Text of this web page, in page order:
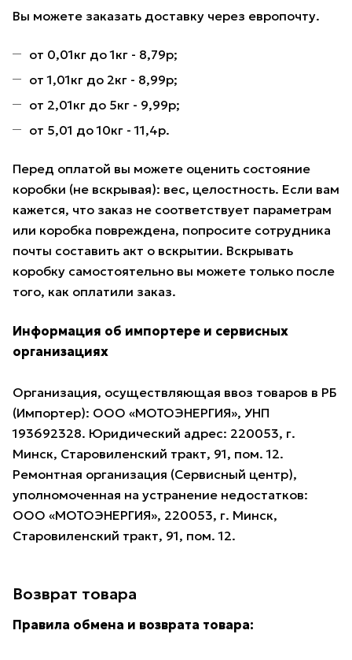
Вы можете заказать доставку через европочту.
от 0,01кг до 1кг - 8,79р;
от 1,01кг до 2кг - 8,99р;
от 2,01кг до 5кг - 9,99р;
от 5,01 до 10кг - 11,4р.
Перед оплатой вы можете оценить состояние
коробки (не вскрывая): вес, целостность. Если вам
кажется, что заказ не соответствует параметрам
или коробка повреждена, попросите сотрудника
почты составить акт о вскрытии. Вскрывать
коробку самостоятельно вы можете только после
того, как оплатили заказ.
Информация об импортере и сервисных
организациях
Организация, осуществляющая ввоз товаров в РБ
(Импортер): ООО «МОТОЭНЕРГИЯ», УНП
193692328. Юридический адрес: 220053, г.
Минск, Старовиленский тракт, 91, пом. 12.
Ремонтная организация (Сервисный центр),
уполномоченная на устранение недостатков:
ООО «МОТОЭНЕРГИЯ», 220053, г. Минск,
Старовиленский тракт, 91, пом. 12.
Возврат товара
Правила обмена и возврата товара: